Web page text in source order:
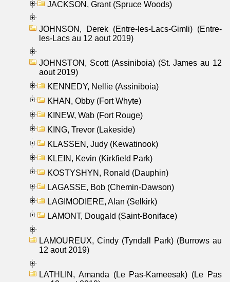
JACKSON, Grant (Spruce Woods)
JOHNSON, Derek (Entre-les-Lacs-Gimli) (Entre-
les-Lacs au 12 aout 2019)
JOHNSTON, Scott (Assiniboia) (St. James au 12
aout 2019)
KENNEDY, Nellie (Assiniboia)
KHAN, Obby (Fort Whyte)
KINEW, Wab (Fort Rouge)
KING, Trevor (Lakeside)
KLASSEN, Judy (Kewatinook)
KLEIN, Kevin (Kirkfield Park)
KOSTYSHYN, Ronald (Dauphin)
LAGASSE, Bob (Chemin-Dawson)
LAGIMODIERE, Alan (Selkirk)
LAMONT, Dougald (Saint-Boniface)
LAMOUREUX, Cindy (Tyndall Park) (Burrows au
12 aout 2019)
LATHLIN, Amanda (Le Pas-Kameesak) (Le Pas